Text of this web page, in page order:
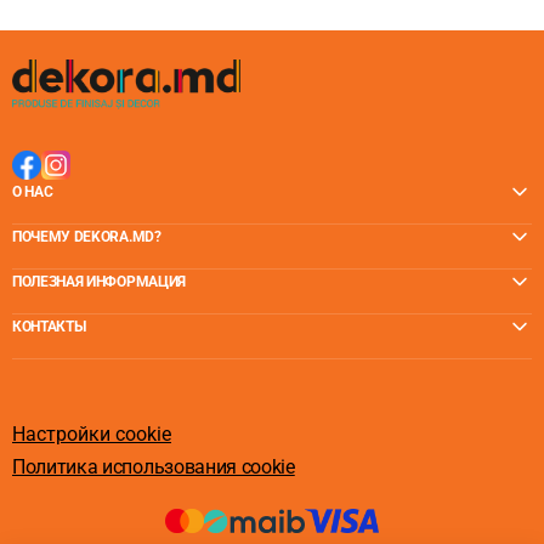
О НАС
ПОЧЕМУ DEKORA.MD?
ПОЛЕЗНАЯ ИНФОРМАЦИЯ
КОНТАКТЫ
Настройки cookie
Политика использования cookie